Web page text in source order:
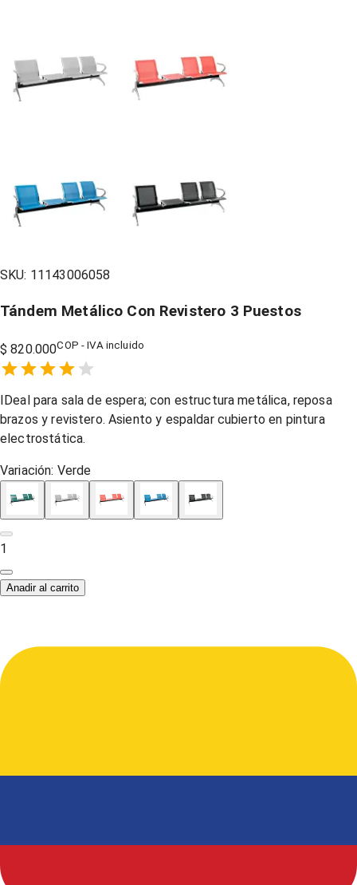
SKU: 11143006058
Tándem Metálico Con Revistero 3 Puestos
$ 820.000COP - IVA incluido
1 Star,
2 Stars,
3 Stars,
4 Stars,
5 Stars,
IDeal para sala de espera; con estructura metálica, reposa
brazos y revistero. Asiento y espaldar cubierto en pintura
electrostática.
Variación: Verde
1
Anadir al carrito